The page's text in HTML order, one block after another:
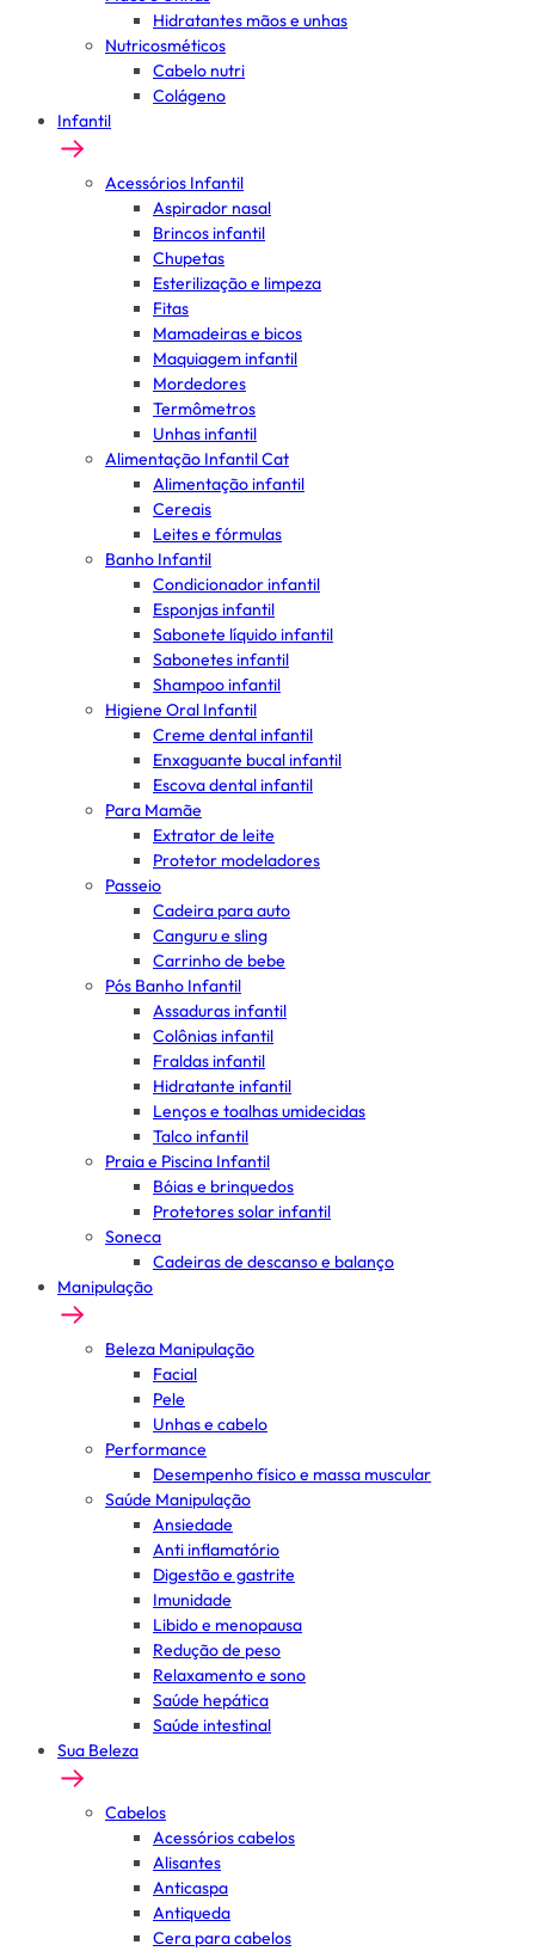
Hidratantes mãos e unhas
Nutricosméticos
Cabelo nutri
Colágeno
Infantil
Acessórios Infantil
Aspirador nasal
Brincos infantil
Chupetas
Esterilização e limpeza
Fitas
Mamadeiras e bicos
Maquiagem infantil
Mordedores
Termômetros
Unhas infantil
Alimentação Infantil Cat
Alimentação infantil
Cereais
Leites e fórmulas
Banho Infantil
Condicionador infantil
Esponjas infantil
Sabonete líquido infantil
Sabonetes infantil
Shampoo infantil
Higiene Oral Infantil
Creme dental infantil
Enxaguante bucal infantil
Escova dental infantil
Para Mamãe
Extrator de leite
Protetor modeladores
Passeio
Cadeira para auto
Canguru e sling
Carrinho de bebe
Pós Banho Infantil
Assaduras infantil
Colônias infantil
Fraldas infantil
Hidratante infantil
Lenços e toalhas umidecidas
Talco infantil
Praia e Piscina Infantil
Bóias e brinquedos
Protetores solar infantil
Soneca
Cadeiras de descanso e balanço
Manipulação
Beleza Manipulação
Facial
Pele
Unhas e cabelo
Performance
Desempenho físico e massa muscular
Saúde Manipulação
Ansiedade
Anti inflamatório
Digestão e gastrite
Imunidade
Libido e menopausa
Redução de peso
Relaxamento e sono
Saúde hepática
Saúde intestinal
Sua Beleza
Cabelos
Acessórios cabelos
Alisantes
Anticaspa
Antiqueda
Cera para cabelos